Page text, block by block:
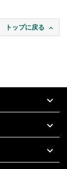
トップに戻る 


